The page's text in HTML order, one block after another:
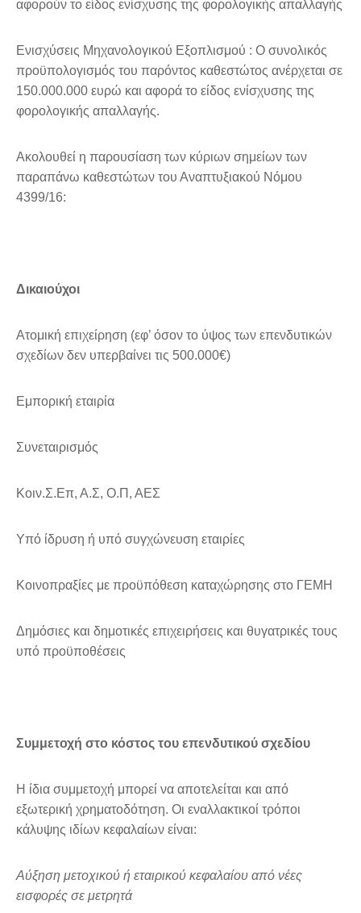
αφορούν το είδος ενίσχυσης της φορολογικής απαλλαγής
Ενισχύσεις Μηχανολογικού Εξοπλισμού : Ο συνολικός
προϋπολογισμός του παρόντος καθεστώτος ανέρχεται σε
150.000.000 ευρώ και αφορά το είδος ενίσχυσης της
φορολογικής απαλλαγής.
Ακολουθεί η παρουσίαση των κύριων σημείων των
παραπάνω καθεστώτων του Αναπτυξιακού Νόμου
4399/16:
Δικαιούχοι
Ατομική επιχείρηση (εφ’ όσον το ύψος των επενδυτικών
σχεδίων δεν υπερβαίνει τις 500.000€)
Εμπορική εταιρία
Συνεταιρισμός
Κοιν.Σ.Επ, Α.Σ, Ο.Π, ΑΕΣ
Υπό ίδρυση ή υπό συγχώνευση εταιρίες
Κοινοπραξίες με προϋπόθεση καταχώρησης στο ΓΕΜΗ
Δημόσιες και δημοτικές επιχειρήσεις και θυγατρικές τους
υπό προϋποθέσεις
Συμμετοχή στο κόστος του επενδυτικού σχεδίου
Η ίδια συμμετοχή μπορεί να αποτελείται και από
εξωτερική χρηματοδότηση. Οι εναλλακτικοί τρόποι
κάλυψης ιδίων κεφαλαίων είναι:
Αύξηση μετοχικού ή εταιρικού κεφαλαίου από νέες
εισφορές σε μετρητά